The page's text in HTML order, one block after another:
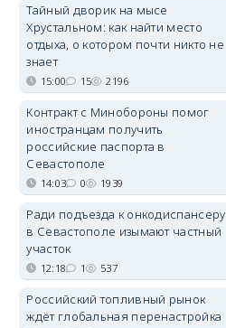
Тайный дворик на мысе
Хрустальном: как найти место
отдыха, о котором почти никто не
знает
15:00 15 2196
Контракт с Минобороны помог
иностранцам получить
российские паспорта в
Севастополе
14:03 0 1939
Ради подъезда к онкодиспансеру
в Севастополе изымают частный
участок
12:18 1 537
Российский топливный рынок
ждёт глобальная перенастройка